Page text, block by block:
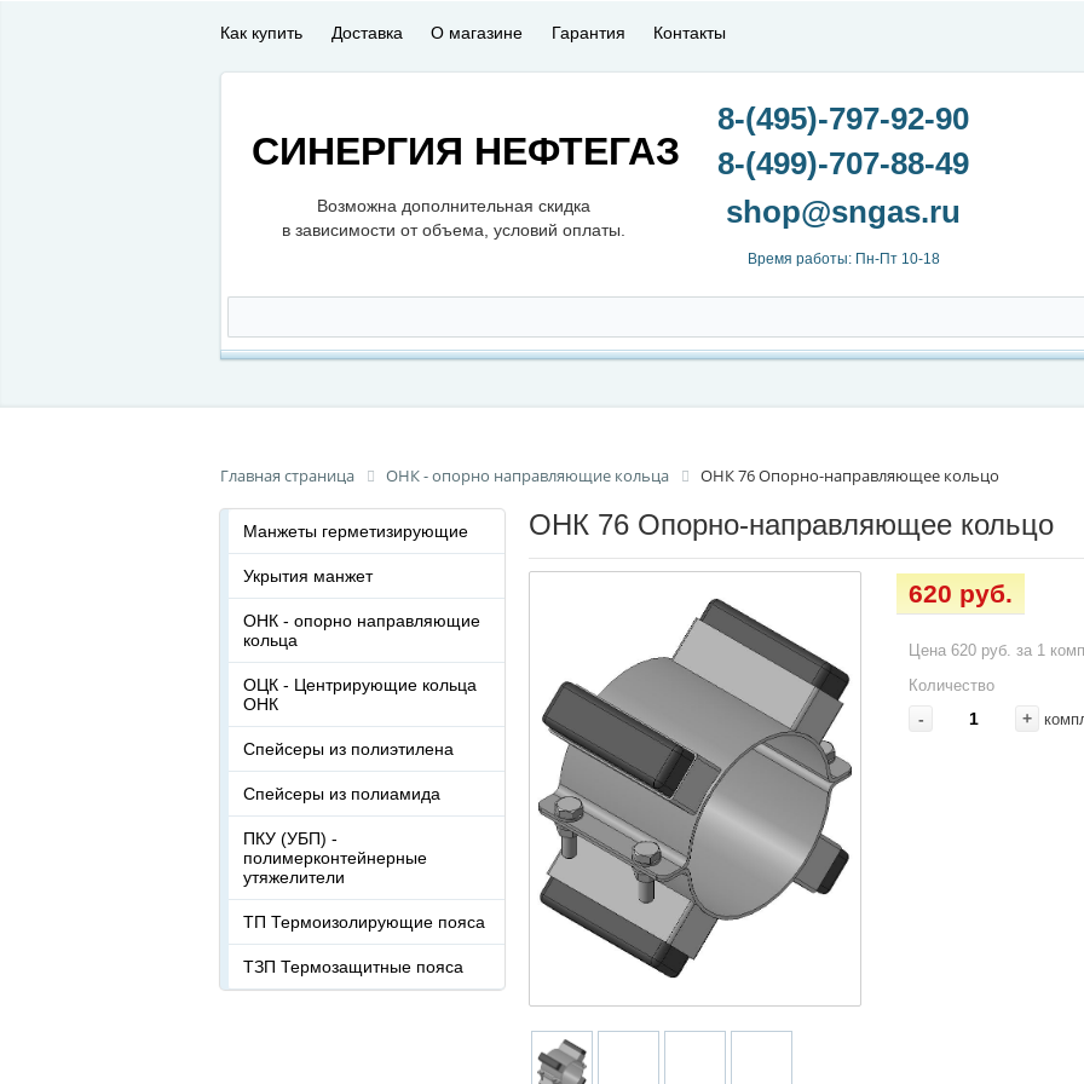
Как купить Доставка О магазине Гарантия Контакты
СИНЕРГИЯ НЕФТЕГАЗ
Возможна дополнительная скидка
в зависимости от объема, условий оплаты.
8-(495)-797-92-90
8-(499)-707-88-49
Время работы: Пн-Пт 10-18
Главная страница ОНК - опорно направляющие кольца ОНК 76 Опорно-направляющее кольцо
ОНК 76 Опорно-направляющее кольцо
620 руб.
Цена 620 руб. за 1
Количество
- +
Манжеты герметизирующие
Укрытия манжет
ОНК - опорно направляющие
кольца
ОЦК - Центрирующие кольца
ОНК
Спейсеры из полиэтилена
Спейсеры из полиамида
ПКУ (УБП) -
полимерконтейнерные
утяжелители
ТП Термоизолирующие пояса
ТЗП Термозащитные пояса